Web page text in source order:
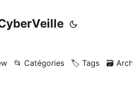
📂 Catégories 🏷️ Tags 🗃️